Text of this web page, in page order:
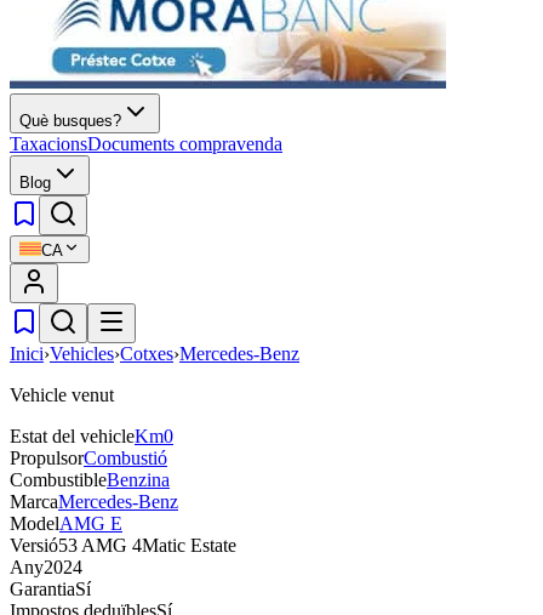
Què busques?
TaxacionsDocuments compravenda
Blog
CA
Inici›Vehicles›Cotxes›Mercedes-Benz
Vehicle venut
Estat del vehicleKm0
PropulsorCombustió
CombustibleBenzina
MarcaMercedes-Benz
ModelAMG E
Versió53 AMG 4Matic Estate
Any2024
GarantiaSí
Impostos deduïblesSí